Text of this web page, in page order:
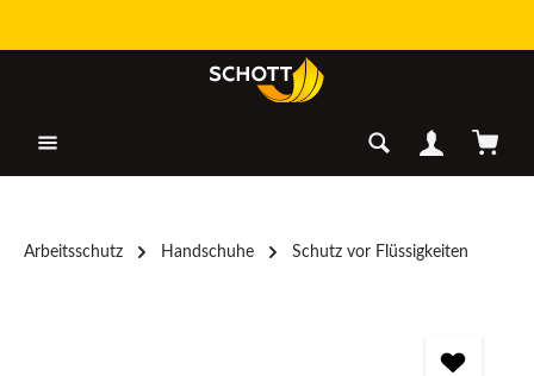
Arbeitsschutz Handschuhe Schutz vor Flüssigkeiten